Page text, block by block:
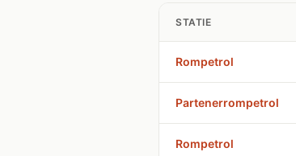
STATIE
Rompetrol
Partenerrompetrol
Rompetrol